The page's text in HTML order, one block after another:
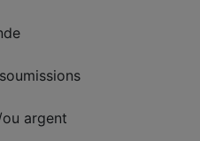
argent